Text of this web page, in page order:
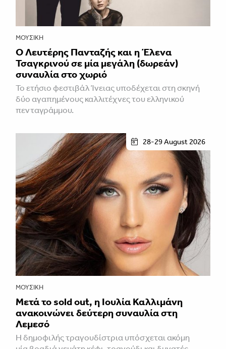
ΜΟΥΣΙΚΉ
Ο Λευτέρης Πανταζής και η Έλενα
Τσαγκρινού σε μία μεγάλη (δωρεάν)
συναυλία στο χωριό
Το ετήσιο φεστιβάλ Ίνειας υποδέχεται στη σκηνή
δύο αγαπημένους καλλιτέχνες του ελληνικού
πενταγράμμου.
28-29 August 2026
ΜΟΥΣΙΚΉ
Μετά το sold out, η Ιουλία Καλλιμάνη
ανακοινώνει δεύτερη συναυλία στη
Λεμεσό
H δημοφιλής τραγουδίστρια υπόσχεται ακόμη